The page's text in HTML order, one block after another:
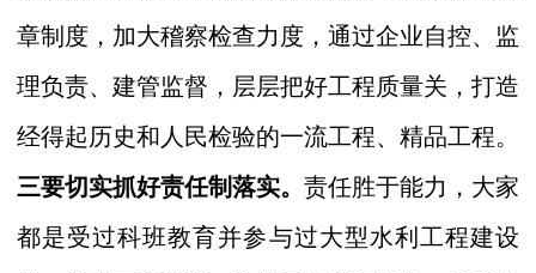
章制度，加大稽察检查力度，通过企业自控、监
理负责、建管监督，层层把好工程质量关，打造
经得起历史和人民检验的一流工程、精品工程。
三要切实抓好责任制落实。 责任胜于能力，大家
都是受过科班教育并参与过大型水利工程建设